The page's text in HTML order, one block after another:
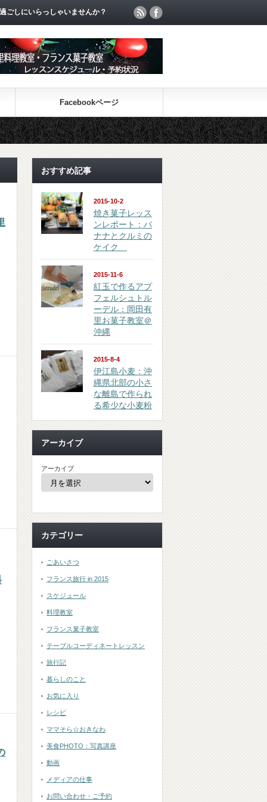
ごしにいらっしゃいませんか？
Facebookページ
おすすめ記事
2015-10-2
焼き菓子レッス
ンレポート：バ
ナナとクルミの
ケイク
2015-11-6
紅玉で作るアプ
フェルシュトル
ーデル：岡田有
里お菓子教室＠
沖縄
2015-8-4
伊江島小麦：沖
縄県北部の小さ
な離島で作られ
る希少な小麦粉
アーカイブ
アーカイブ
カテゴリー
ごあいさつ
フランス旅行 in 2015
スケジュール
料理教室
フランス菓子教室
テーブルコーディネートレッスン
旅行記
暮らしのこと
お気に入り
レシピ
ママそら☆おきなわ
美食PHOTO：写真講座
動画
メディアの仕事
お問い合わせ・ご予約